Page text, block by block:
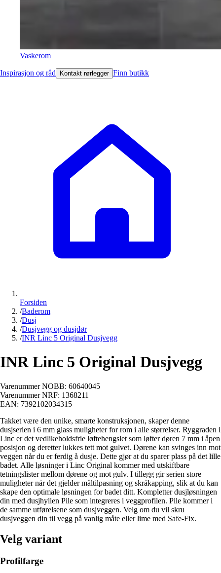
Vaskerom
Inspirasjon og råd Kontakt rørlegger Finn butikk
Forsiden
/Baderom
/Dusj
/Dusjvegg og dusjdør
/INR Linc 5 Original Dusjvegg
INR Linc 5 Original Dusjvegg
Varenummer NOBB: 60640045
Varenummer NRF: 1368211
EAN: 7392102034315
Takket være den unike, smarte konstruksjonen, skaper denne
dusjserien i 6 mm glass muligheter for rom i alle størrelser. Ryggraden i
Linc er det vedlikeholdsfrie løftehengslet som løfter døren 7 mm i åpen
posisjon og deretter lukkes tett mot gulvet. Dørene kan svinges inn mot
veggen når du er ferdig å dusje. Dette gjør at du sparer plass på det lille
badet. Alle løsninger i Linc Original kommer med utskiftbare
tetningslister mellom dørene og mot gulv. I tillegg gir serien store
muligheter når det gjelder måltilpasning og skråkapping, slik at du kan
skape den optimale løsningen for badet ditt. Kompletter dusjløsningen
din med dusjhyllen Pile som integreres i veggprofilen. Pile kommer i
de samme utførelsene som dusjveggen. Velg om du vil skru
dusjveggen din til vegg på vanlig måte eller lime med Safe-Fix.
Velg variant
Profilfarge